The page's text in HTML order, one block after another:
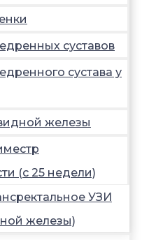
суставов
сустава у
железы
(с 25 недели)
УЗИ
железы)